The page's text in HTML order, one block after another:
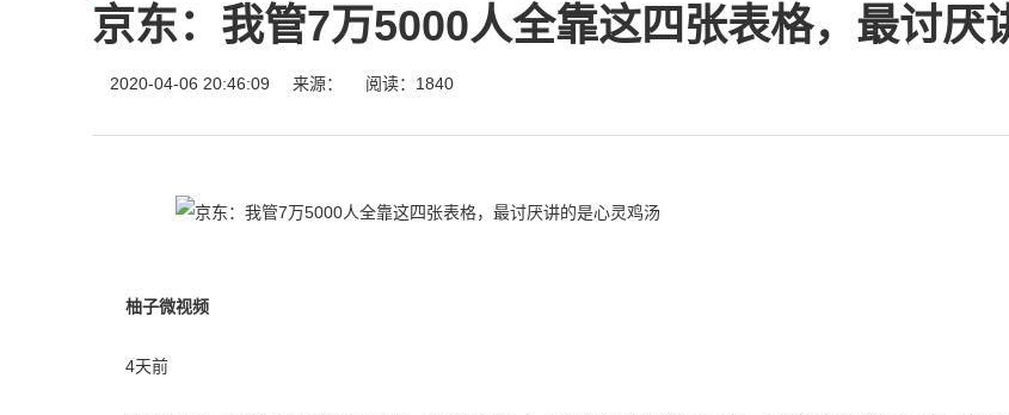
京东：我管7万5000人全靠这四张表格，最讨厌
2020-04-06 20:46:09 来源： 阅读：1840
柚子微视频
4天前